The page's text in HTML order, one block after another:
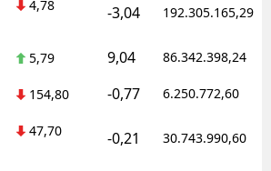
4,78 -3,04 192.305.165,29
5,79 9,04 86.342.398,24
154,80 -0,77 6.250.772,60
47,70 -0,21 30.743.990,60